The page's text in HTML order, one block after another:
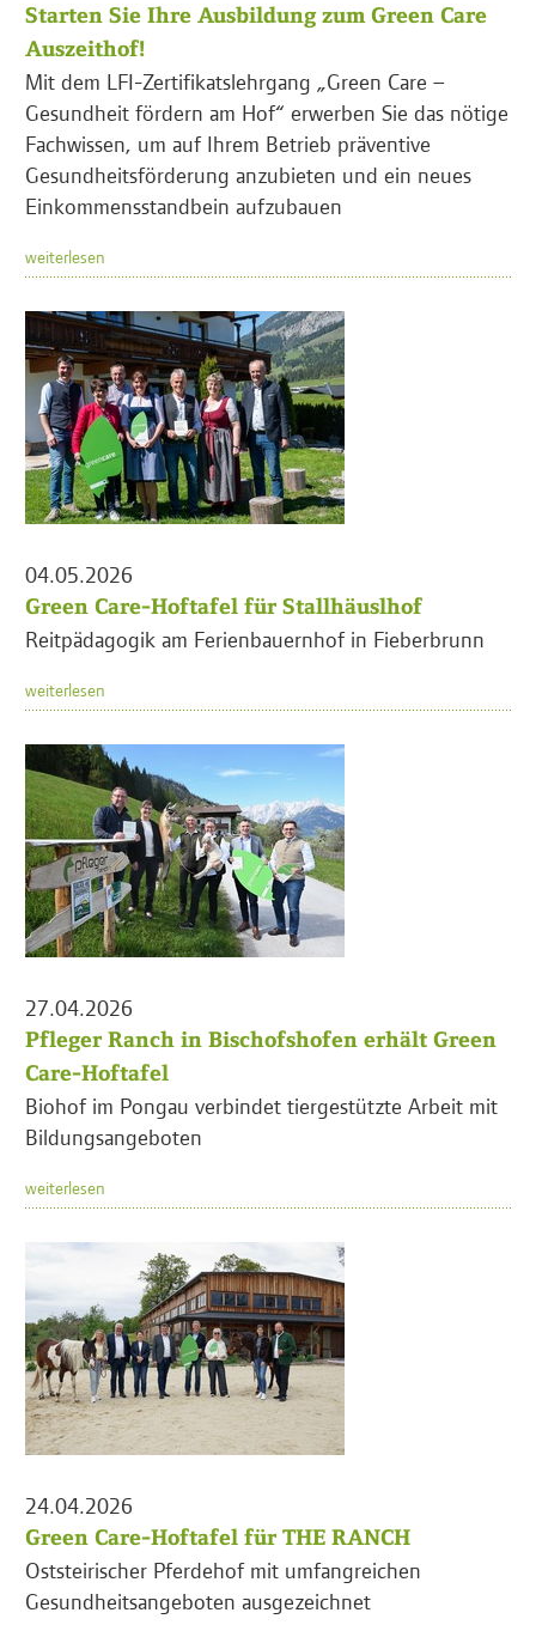
Starten Sie Ihre Ausbildung zum Green Care
Auszeithof!
Mit dem LFI-Zertifikatslehrgang „Green Care –
Gesundheit fördern am Hof“ erwerben Sie das nötige
Fachwissen, um auf Ihrem Betrieb präventive
Gesundheitsförderung anzubieten und ein neues
Einkommensstandbein aufzubauen
weiterlesen
04.05.2026
Green Care-Hoftafel für Stallhäuslhof
Reitpädagogik am Ferienbauernhof in Fieberbrunn
weiterlesen
27.04.2026
Pfleger Ranch in Bischofshofen erhält Green
Care-Hoftafel
Biohof im Pongau verbindet tiergestützte Arbeit mit
Bildungsangeboten
weiterlesen
24.04.2026
Green Care-Hoftafel für THE RANCH
Oststeirischer Pferdehof mit umfangreichen
Gesundheitsangeboten ausgezeichnet